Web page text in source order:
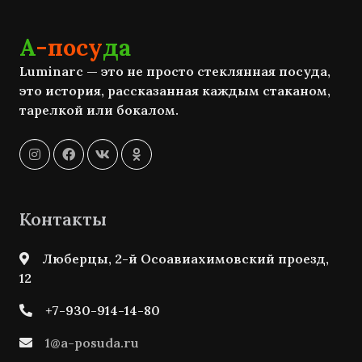
А-посуда
Luminarc — это не просто стеклянная посуда,
это история, рассказанная каждым стаканом,
тарелкой или бокалом.
Контакты
Люберцы, 2-й Осоавиахимовский проезд,
12
+7-930-914-14-80
1@a-posuda.ru